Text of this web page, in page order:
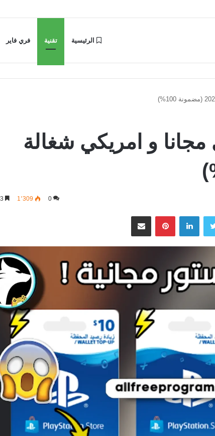
الرئيسية تقنية فري فاير
و امريكي شغالة
0 1٬309
تويتر لينكدإن بينتيريستمشاركة عبر البريد